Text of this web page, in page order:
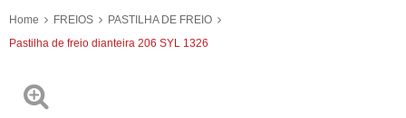
Home FREIOS
PASTILHA DE FREIO
Pastilha de freio dianteira 206 SYL 1326